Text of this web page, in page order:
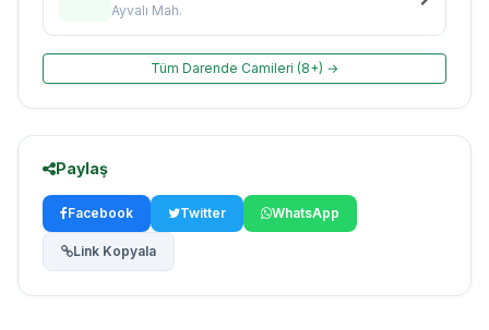
Ayvalı Mah.
Tüm Darende Camileri (8+) →
Paylaş
Facebook Twitter WhatsApp
Link Kopyala